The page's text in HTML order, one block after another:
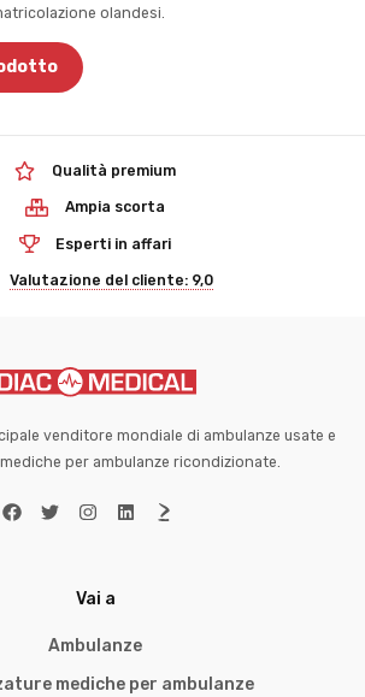
olandesi.
Qualità premium
Ampia scorta
Esperti in affari
Valutazione del cliente: 9,0
venditore mondiale di ambulanze usate e
per ambulanze ricondizionate.
Vai a
Ambulanze
mediche per ambulanze